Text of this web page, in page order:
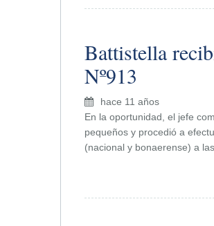
Battistella
Nº913
hace 11 años
En la oportunidad, el jefe
pequeños y procedió a
(nacional y bonaerense) a